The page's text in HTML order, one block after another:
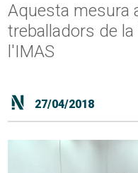
Aquesta mesura
treballadors de
l'IMAS
27/04/2018